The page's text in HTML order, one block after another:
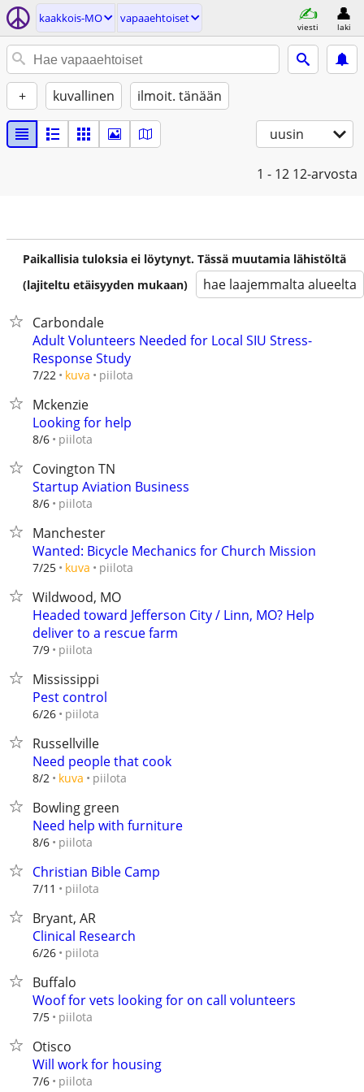
kaakkois-MO vapaaehtoiset
viesti laki
+ kuvallinen ilmoit. tänään
uusin
1 - 12 12-arvosta
Paikallisia tuloksia ei löytynyt. Tässä muutamia lähistöltä
(lajiteltu etäisyyden mukaan)
hae laajemmalta alueelta
Carbondale
Adult Volunteers Needed for Local SIU Stress-
Response Study
7/22 kuva piilota
Mckenzie
Looking for help
8/6 piilota
Covington TN
Startup Aviation Business
8/6 piilota
Manchester
Wanted: Bicycle Mechanics for Church Mission
7/25 kuva piilota
Wildwood, MO
Headed toward Jefferson City / Linn, MO? Help
deliver to a rescue farm
7/9 piilota
Mississippi
Pest control
6/26 piilota
Russellville
Need people that cook
8/2 kuva piilota
Bowling green
Need help with furniture
8/6 piilota
Christian Bible Camp
7/11 piilota
Bryant, AR
Clinical Research
6/26 piilota
Buffalo
Woof for vets looking for on call volunteers
7/5 piilota
Otisco
Will work for housing
7/6 piilota